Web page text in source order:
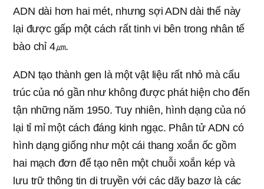
ADN dài hơn hai mét, nhưng sợi ADN dài thế này
lại được gấp một cách rất tinh vi bên trong nhân tế
bào chỉ 4㎛.
ADN tạo thành gen là một vật liệu rất nhỏ mà cấu
trúc của nó gần như không được phát hiện cho đến
tận những năm 1950. Tuy nhiên, hình dạng của nó
lại tỉ mỉ một cách đáng kinh ngạc. Phân tử ADN có
hình dạng giống như một cái thang xoắn ốc gồm
hai mạch đơn để tạo nên một chuỗi xoắn kép và
lưu trữ thông tin di truyền với các dãy bazơ là các